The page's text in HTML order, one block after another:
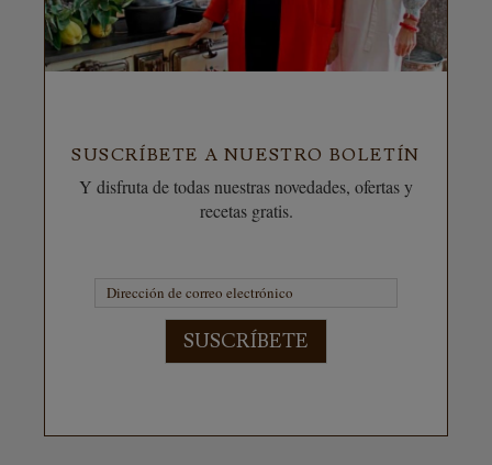
SUSCRÍBETE A NUESTRO BOLETÍN
Y disfruta de todas nuestras novedades, ofertas y
recetas gratis.
SUSCRÍBETE